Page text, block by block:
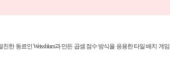
친한 동료인 Weissblum과 만든 곱셈 점수 방식을 응용한 타일 배치